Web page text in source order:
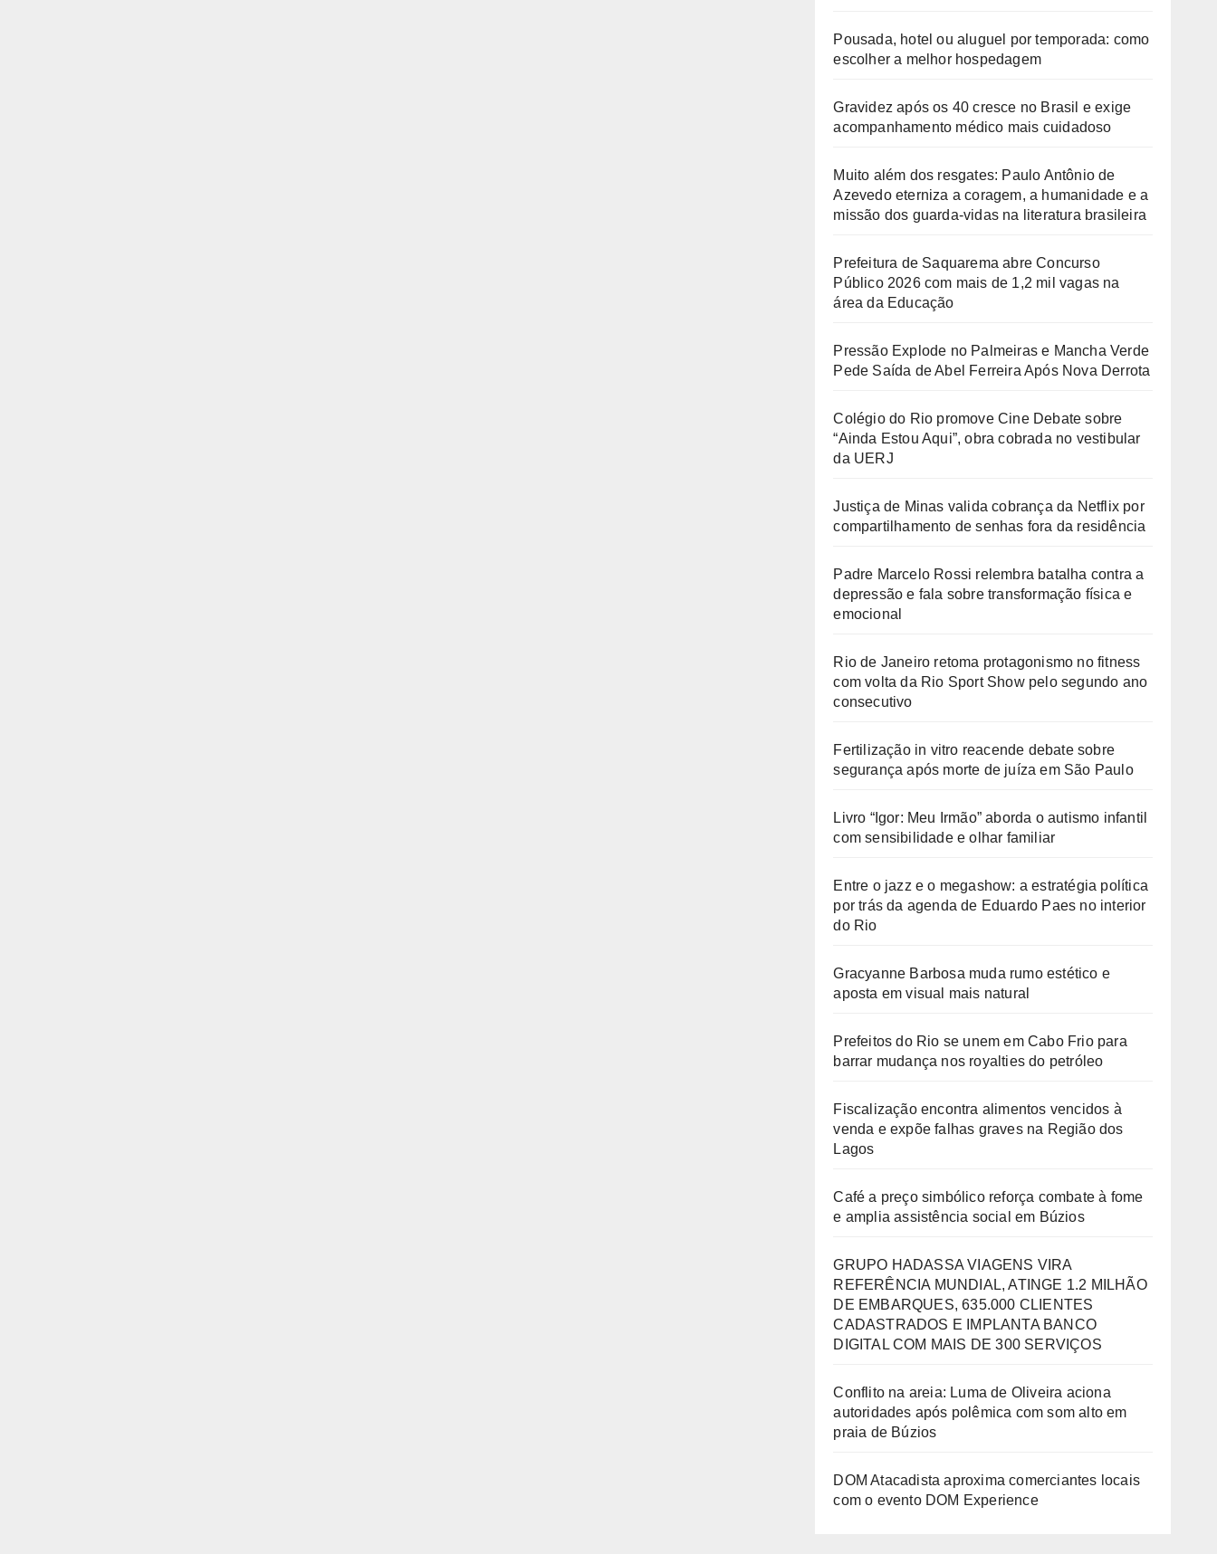
Pousada, hotel ou aluguel por temporada: como
escolher a melhor hospedagem
Gravidez após os 40 cresce no Brasil e exige
acompanhamento médico mais cuidadoso
Muito além dos resgates: Paulo Antônio de
Azevedo eterniza a coragem, a humanidade e a
missão dos guarda-vidas na literatura brasileira
Prefeitura de Saquarema abre Concurso
Público 2026 com mais de 1,2 mil vagas na
área da Educação
Pressão Explode no Palmeiras e Mancha Verde
Pede Saída de Abel Ferreira Após Nova Derrota
Colégio do Rio promove Cine Debate sobre
“Ainda Estou Aqui”, obra cobrada no vestibular
da UERJ
Justiça de Minas valida cobrança da Netflix por
compartilhamento de senhas fora da residência
Padre Marcelo Rossi relembra batalha contra a
depressão e fala sobre transformação física e
emocional
Rio de Janeiro retoma protagonismo no fitness
com volta da Rio Sport Show pelo segundo ano
consecutivo
Fertilização in vitro reacende debate sobre
segurança após morte de juíza em São Paulo
Livro “Igor: Meu Irmão” aborda o autismo infantil
com sensibilidade e olhar familiar
Entre o jazz e o megashow: a estratégia política
por trás da agenda de Eduardo Paes no interior
do Rio
Gracyanne Barbosa muda rumo estético e
aposta em visual mais natural
Prefeitos do Rio se unem em Cabo Frio para
barrar mudança nos royalties do petróleo
Fiscalização encontra alimentos vencidos à
venda e expõe falhas graves na Região dos
Lagos
Café a preço simbólico reforça combate à fome
e amplia assistência social em Búzios
GRUPO HADASSA VIAGENS VIRA
REFERÊNCIA MUNDIAL, ATINGE 1.2 MILHÃO
DE EMBARQUES, 635.000 CLIENTES
CADASTRADOS E IMPLANTA BANCO
DIGITAL COM MAIS DE 300 SERVIÇOS
Conflito na areia: Luma de Oliveira aciona
autoridades após polêmica com som alto em
praia de Búzios
DOM Atacadista aproxima comerciantes locais
com o evento DOM Experience